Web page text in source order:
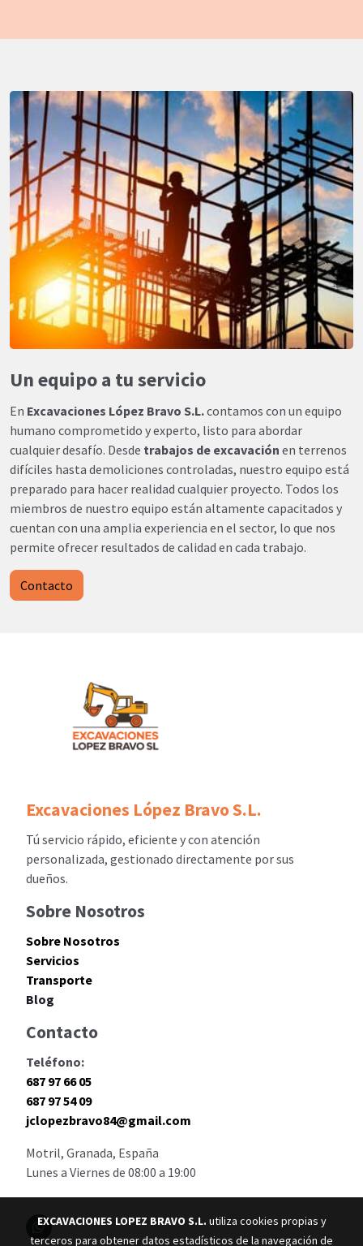
Un equipo a tu servicio
En Excavaciones López Bravo S.L.contamos con un equipo
humano comprometido y experto, listo para abordar
cualquier desafío. Desde trabajos de excavación en terrenos
difíciles hasta demoliciones controladas, nuestro equipo está
preparado para hacer realidad cualquier proyecto. Todos los
miembros de nuestro equipo están altamente capacitados y
cuentan con una amplia experiencia en el sector, lo que nos
permite ofrecer resultados de calidad en cada trabajo.
Contacto
Excavaciones López Bravo S.L.
Tú servicio rápido, eficiente y con atención
personalizada, gestionado directamente por sus
dueños.
Sobre Nosotros
Sobre Nosotros
Servicios
Transporte
Blog
Contacto
Teléfono:
687 97 66 05
687 97 54 09
jclopezbravo84@gmail.com
Motril, Granada, España
Lunes a Viernes de 08:00 a 19:00
EXCAVACIONES LOPEZ BRAVO S.L. utiliza cookies propias y
terceros para obtener datos estadísticos de la navegación de